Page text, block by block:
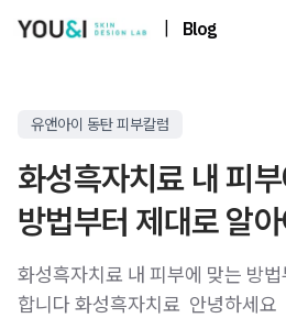
Blog
유앤아이 동탄 피부칼럼
화성흑자치료 내 피
방법부터 제대로 알
화성흑자치료 내 피부에 맞는 방
합니다 화성흑자치료 ​ 안녕하세요 ​